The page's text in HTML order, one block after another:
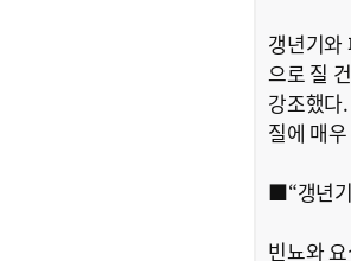
갱년기와
으로 질
강조했다
질에 매
■“갱년
빈뇨와